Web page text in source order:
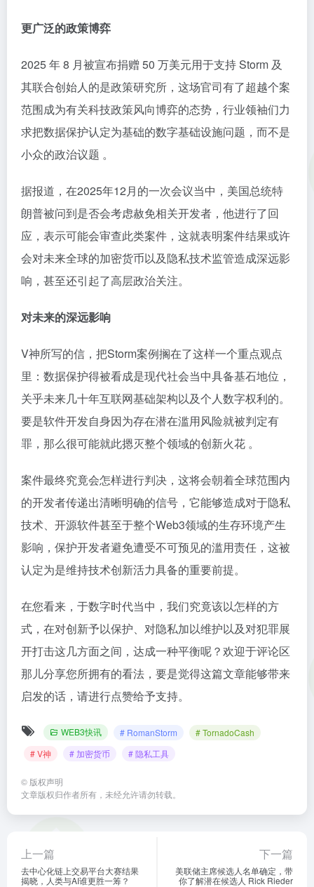
更广泛的政策博弈
2025 年 8 月被宣布捐赠 50 万美元用于支持 Storm 及
其联合创始人的是政策研究所，这场官司有了超越个案
范围成为有关科技政策风向博弈的态势，行业领袖们力
求把数据保护认定为基础的数字基础设施问题，而不是
小众的政治议题 。
据报道，在2025年12月的一次会议当中，美国总统特
朗普被问到是否会考虑赦免相关开发者，他进行了回
应，表示可能会审查此类案件，这就表明案件结果或许
会对未来全球的加密货币以及隐私技术监管造成深远影
响，甚至还引起了高层政治关注。
对未来的深远影响
V神所写的信，把Storm案例搁在了这样一个重点观点
里：数据保护得被看成是现代社会当中具备基石地位，
关乎未来几十年互联网基础架构以及个人数字权利的。
要是软件开发自身因为存在潜在滥用风险就被判定有
罪，那么很可能就此摁灭整个领域的创新火花 。
案件最终究竟会怎样进行判决，这将会朝着全球范围内
的开发者传递出清晰明确的信号，它能够造成对于隐私
技术、开源软件甚至于整个Web3领域的生存环境产生
影响，保护开发者避免遭受不可预见的滥用责任，这被
认定为是维持技术创新活力具备的重要前提。
在您看来，于数字时代当中，我们究竟该以怎样的方
式，在对创新予以保护、对隐私加以维护以及对犯罪展
开打击这几方面之间，达成一种平衡呢？欢迎于评论区
那儿分享您所拥有的看法，要是觉得这篇文章能够带来
启发的话，请进行点赞给予支持。
WEB3快讯 # RomanStorm
# TornadoCash
# V神
# 加密货币 # 隐私工具
© 版权声明
文章版权归作者所有，未经允许请勿转载。
上一篇
去中心化链上交易平台大赛结果
揭晓，人类与AI谁更胜一筹？
下一篇
美联储主席候选人名单确定，带
你了解潜在候选人 Rick Rieder